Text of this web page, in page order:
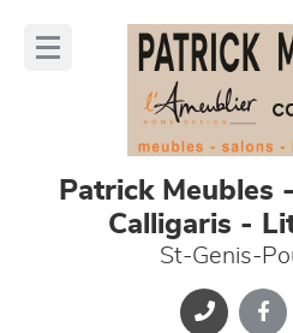
Patrick Meubles
Calligaris -
St-Genis-